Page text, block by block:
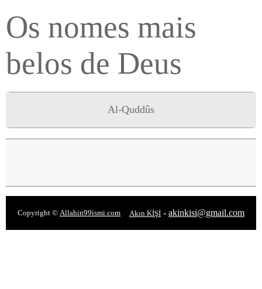
Os nomes mais
belos de Deus
Al-Quddûs
Copyright © Allahin99ismi.com Akın KİŞİ - akinkisi@gmail.com